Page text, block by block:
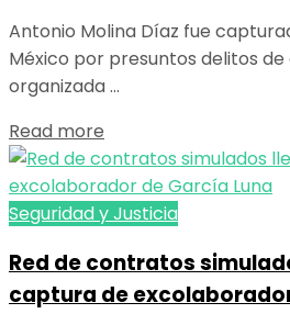
Antonio Molina Díaz fue
México por presuntos delitos
organizada ...
Read more
Seguridad y Justicia
Red de contratos
captura de